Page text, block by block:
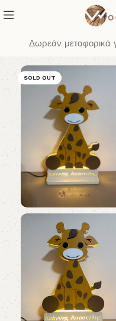
Δωρεάν μεταφορικά
SOLD OUT